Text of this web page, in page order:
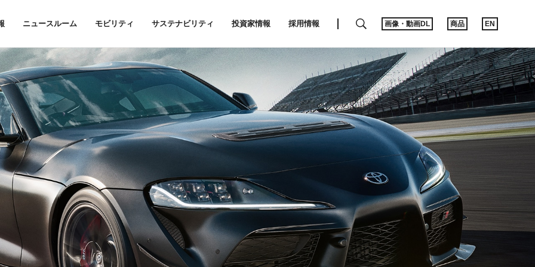
ニュースルーム モビリティ サステナビリティ 投資家情報 採用情報 SEARCH画像・動画DL 商品 EN